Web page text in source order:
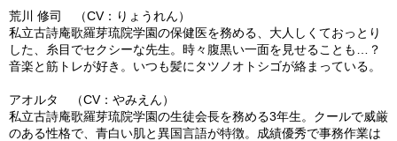
荒川 修司 （CV：りょうれん）
私立古詩庵歌羅芽琉院学園の保健医を務める、大人しくておっとり
した、糸目でセクシーな先生。時々腹黒い一面を見せることも…？
音楽と筋トレが好き。いつも髪にタツノオトシゴが絡まっている。
アオルタ （CV：やみえん）
私立古詩庵歌羅芽琉院学園の生徒会長を務める3年生。クールで威厳
のある性格で、青白い肌と異国言語が特徴。成績優秀で事務作業は